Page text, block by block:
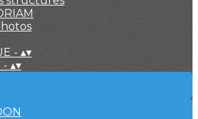
- ▴▾
- ▴▾